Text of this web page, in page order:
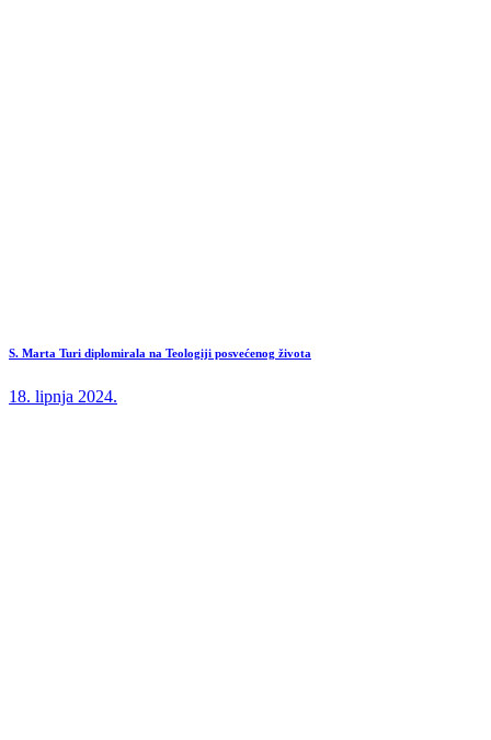
S. Marta Turi diplomirala na Teologiji posvećenog života
18. lipnja 2024.